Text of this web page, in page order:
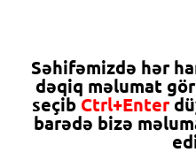
Səhifəmizdə hər
dəqiq məlumat
seçib Ctrl+Enter
barədə bizə